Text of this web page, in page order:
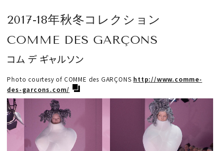
WEDDING
FORTUNE
SDGs
MAGAZINE
2017-18年秋冬コレクション
COMME DES GARÇONS
コム デ ギャルソン
Photo courtesy of COMME des GARÇONS http://www.comme-
des-garcons.com/